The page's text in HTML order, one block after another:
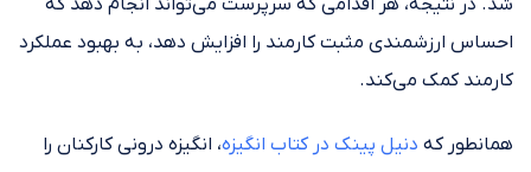
احساس ارزشمندی مثبت کارمند را افزایش دهد، به بهبود عملکرد
کارمند کمک می‌کند.
همانطور که دنیل پینک در کتاب انگیزه، انگیزه درونی کارکنان را